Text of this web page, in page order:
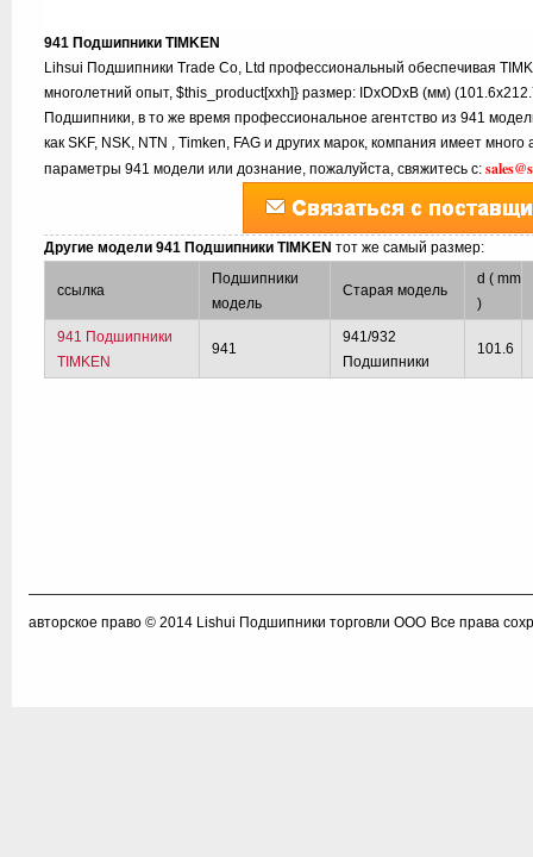
941 Подшипники TIMKEN
Lihsui Подшипники Trade Co, Ltd профессиональный обеспечивая
многолетний опыт, $this_product[xxh]} размер: IDxODxB (мм)
Подшипники, в то же время профессиональное агентство из 941
как SKF, NSK, NTN , Timken, FAG и других марок, компания имеет
параметры 941 модели или дознание, пожалуйста, свяжитесь с:
Другие модели 941 Подшипники TIMKENтот же самый размер:
ссылка
Подшипники
модель
Старая модель
d ( mm
)
941 Подшипники
TIMKEN
941
941/932
Подшипники
101.6
авторское право © 2014 Lishui Подшипники торговли ООО Все права